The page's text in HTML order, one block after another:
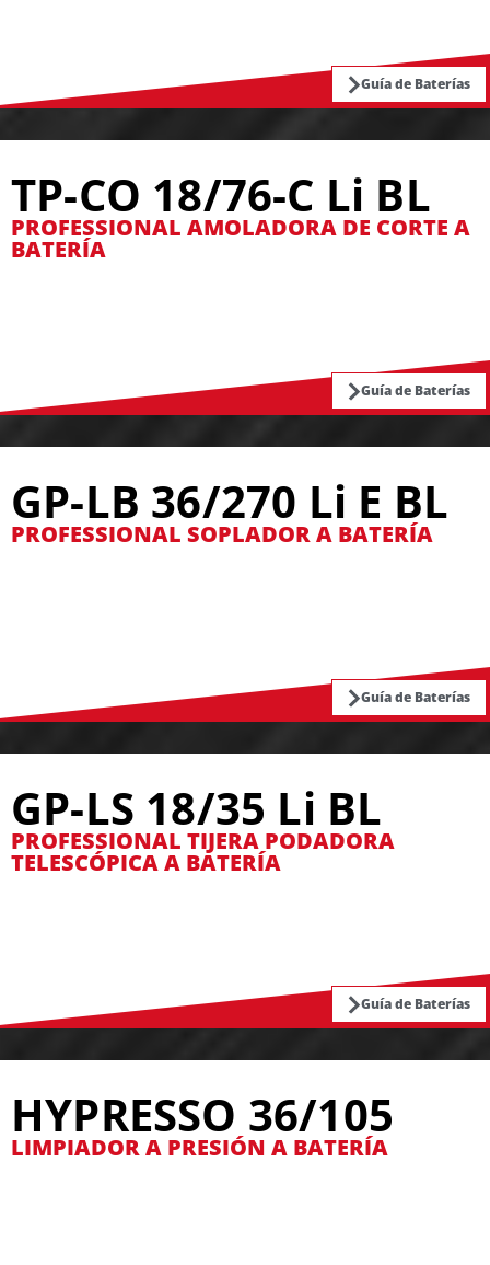
Guía de Baterías
TP-CO 18/76-C Li BL
PROFESSIONAL AMOLADORA DE CORTE A
BATERÍA
Guía de Baterías
GP-LB 36/270 Li E BL
PROFESSIONAL SOPLADOR A BATERÍA
Guía de Baterías
GP-LS 18/35 Li BL
PROFESSIONAL TIJERA PODADORA
TELESCÓPICA A BATERÍA
Guía de Baterías
HYPRESSO 36/105
LIMPIADOR A PRESIÓN A BATERÍA